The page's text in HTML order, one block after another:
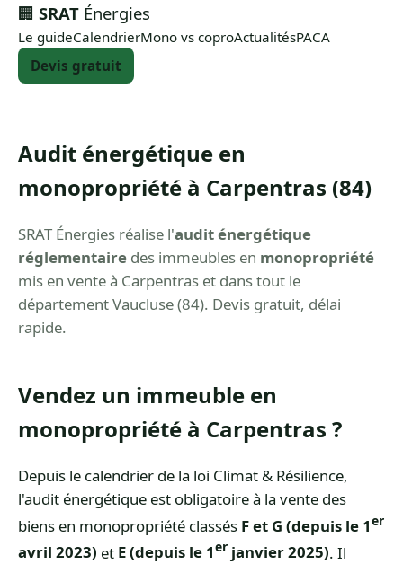
🏢 SRAT Énergies
Le guideCalendrierMono vs coproActualitésPACA
Devis gratuit
Audit énergétique en
monopropriété à Carpentras (84)
SRAT Énergies réalise l'audit énergétique
réglementaire des immeubles en monopropriété
mis en vente à Carpentras et dans tout le
département Vaucluse (84). Devis gratuit, délai
rapide.
Vendez un immeuble en
monopropriété à Carpentras ?
Depuis le calendrier de la loi Climat & Résilience,
l'audit énergétique est obligatoire à la vente des
biens en monopropriété classés F et G (depuis le 1er
avril 2023) et E (depuis le 1er janvier 2025). Il